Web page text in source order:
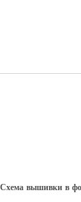
Схема вышивки в